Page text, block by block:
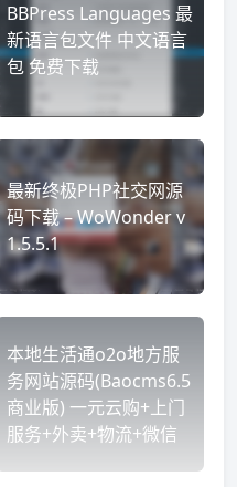
BBPress Languages 最
新语言包文件 中文语言
包 免费下载
最新终极PHP社交网源
码下载 – WoWonder v
1.5.5.1
本地生活通o2o地方服
务网站源码(Baocms6.5
商业版) 一元云购+上门
服务+外卖+物流+微信